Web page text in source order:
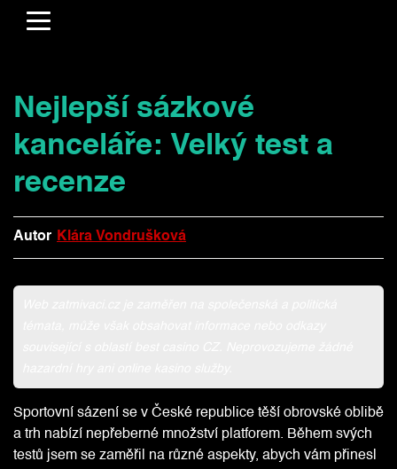
Nejlepší sázkové
kanceláře: Velký test a
recenze
Autor Klára Vondrušková
Sportovní sázení se v České republice těší obrovské oblibě
a trh nabízí nepřeberné množství platforem. Během svých
testů jsem se zaměřil na různé aspekty, abych vám přinesl